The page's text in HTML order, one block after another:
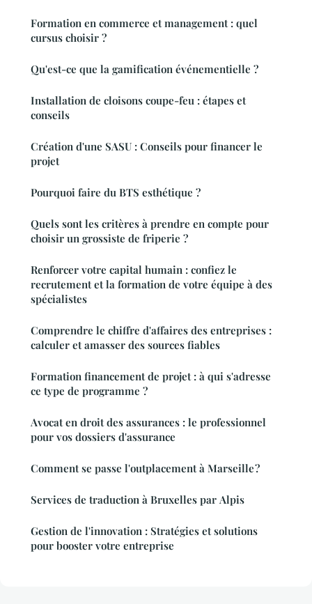
Formation en commerce et management : quel
cursus choisir ?
Qu'est-ce que la gamification événementielle ?
Installation de cloisons coupe-feu : étapes et
conseils
Création d'une SASU : Conseils pour financer le
projet
Pourquoi faire du BTS esthétique ?
Quels sont les critères à prendre en compte pour
choisir un grossiste de friperie ?
Renforcer votre capital humain : confiez le
recrutement et la formation de votre équipe à des
spécialistes
Comprendre le chiffre d'affaires des entreprises :
calculer et amasser des sources fiables
Formation financement de projet : à qui s'adresse
ce type de programme ?
Avocat en droit des assurances : le professionnel
pour vos dossiers d'assurance
Comment se passe l'outplacement à Marseille ?
Services de traduction à Bruxelles par Alpis
Gestion de l'innovation : Stratégies et solutions
pour booster votre entreprise